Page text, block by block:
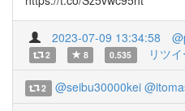
2023-07-09 13:34:58
2 8 0.535 リツ
2 @seibu30000kei